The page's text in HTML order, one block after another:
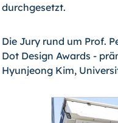
durch­gesetzt.
Die Jury rund um Prof.
Dot Design Awards -
Hyunjeong Kim,